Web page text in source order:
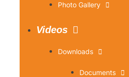
Photo Gallery
Videos
Downloads
Documents